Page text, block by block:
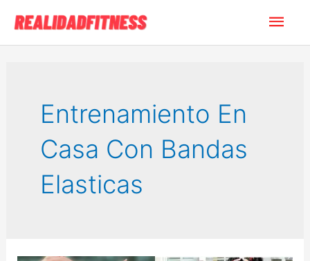
contenido
Entrenamiento En
Casa Con Bandas
Elasticas